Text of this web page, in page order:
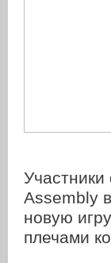
Assembly
новую
плечами